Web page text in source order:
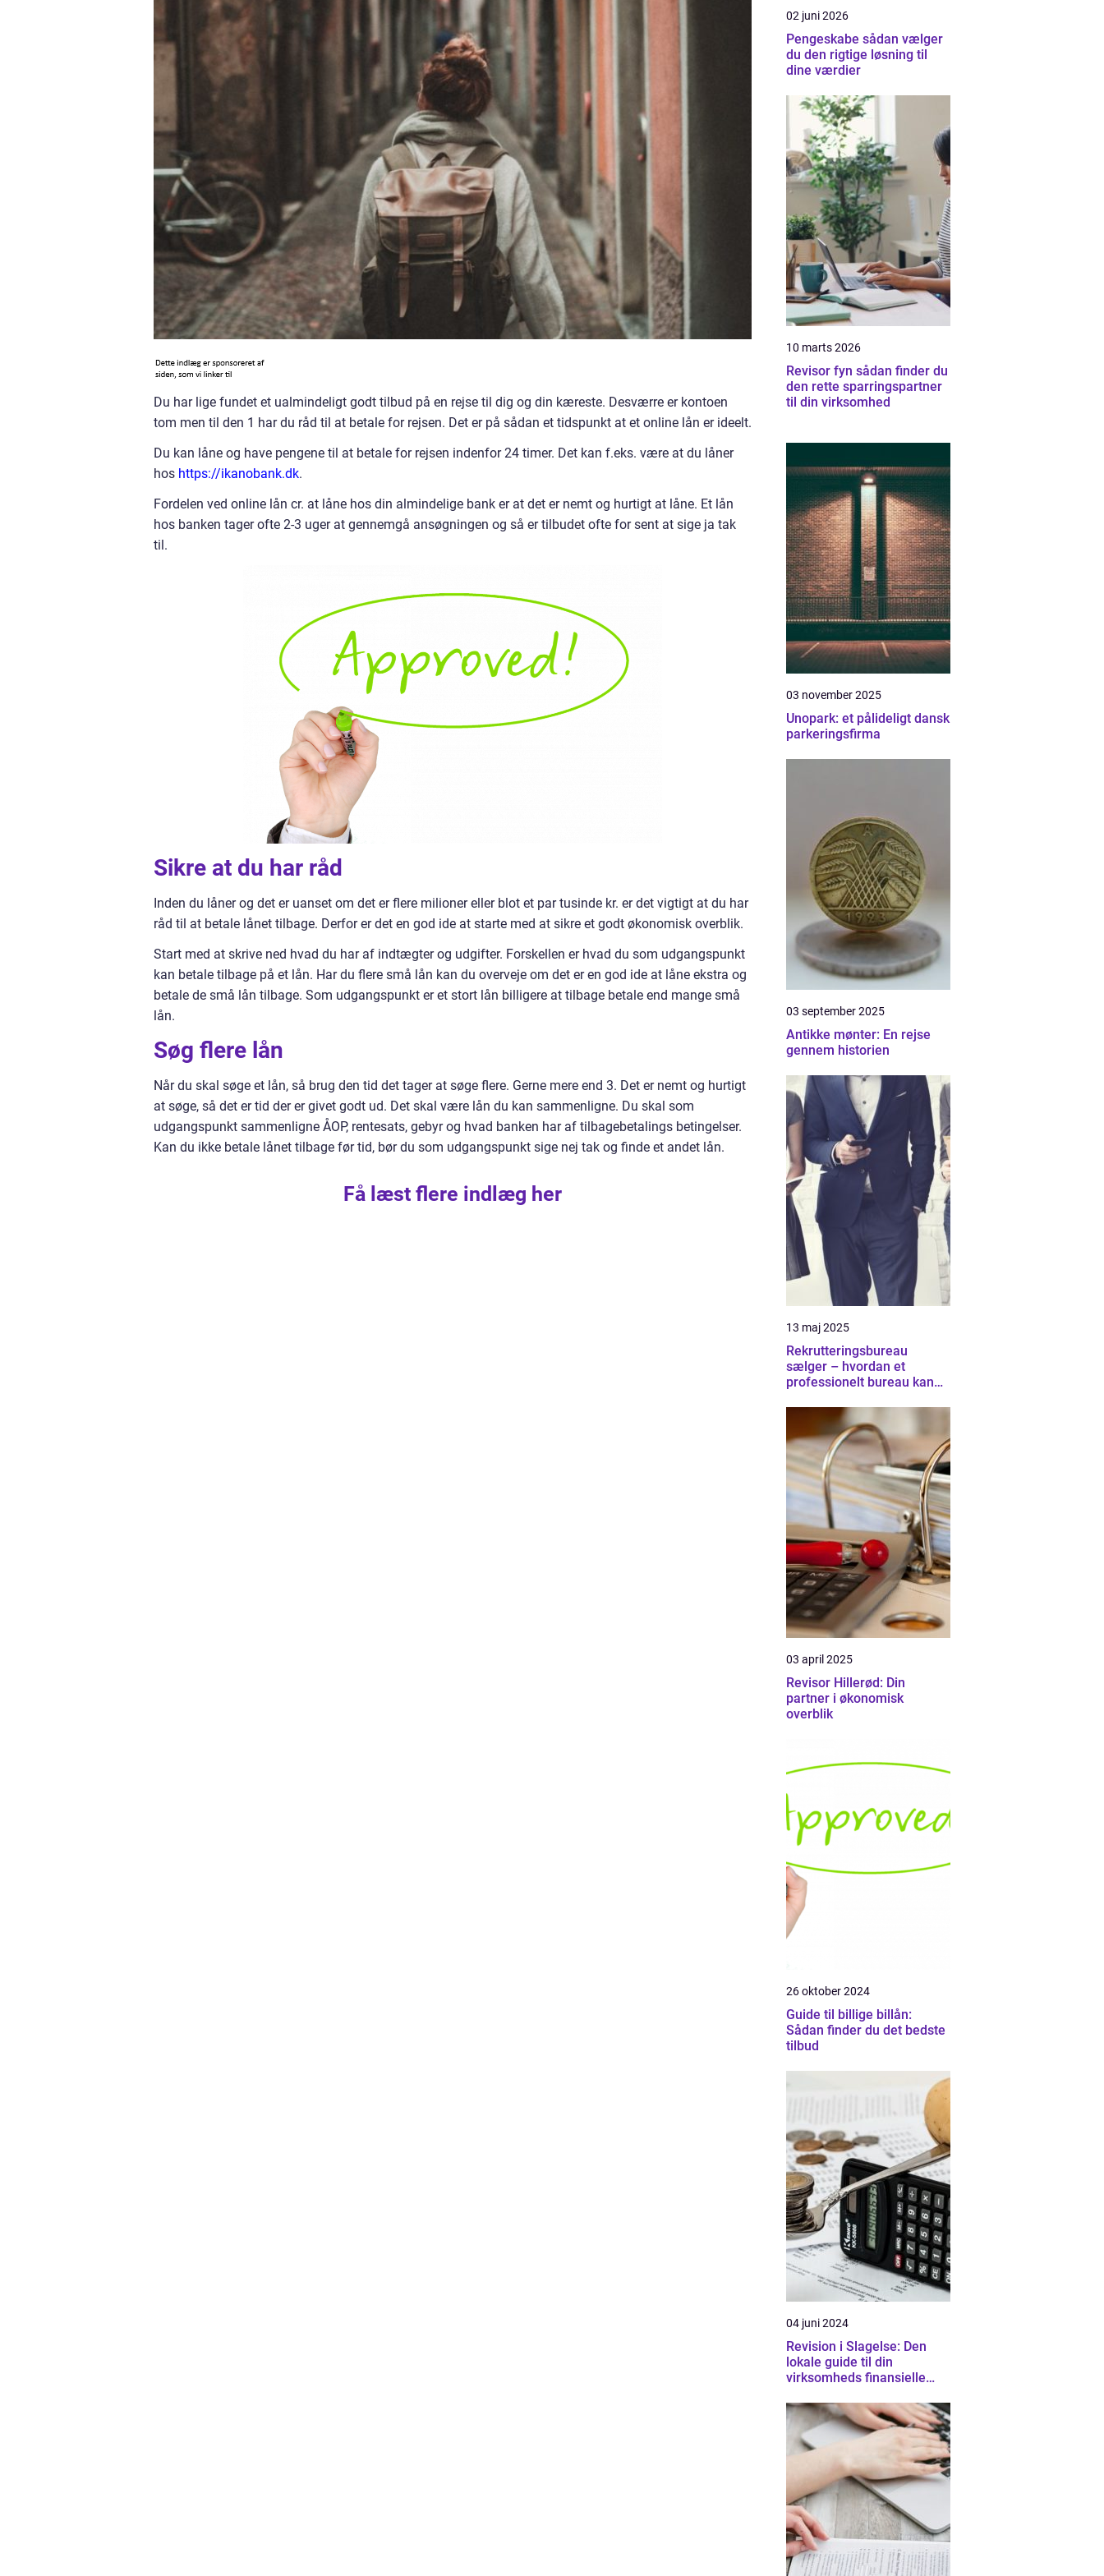
Du har lige fundet et ualmindeligt godt tilbud på en rejse til dig og din kæreste. Desværre er kontoen
tom men til den 1 har du råd til at betale for rejsen. Det er på sådan et tidspunkt at et online lån er ideelt.
Du kan låne og have pengene til at betale for rejsen indenfor 24 timer. Det kan f.eks. være at du låner
hos https://ikanobank.dk.
Fordelen ved online lån cr. at låne hos din almindelige bank er at det er nemt og hurtigt at låne. Et lån
hos banken tager ofte 2-3 uger at gennemgå ansøgningen og så er tilbudet ofte for sent at sige ja tak
til.
Sikre at du har råd
Inden du låner og det er uanset om det er flere milioner eller blot et par tusinde kr. er det vigtigt at du har
råd til at betale lånet tilbage. Derfor er det en god ide at starte med at sikre et godt økonomisk overblik.
Start med at skrive ned hvad du har af indtægter og udgifter. Forskellen er hvad du som udgangspunkt
kan betale tilbage på et lån. Har du flere små lån kan du overveje om det er en god ide at låne ekstra og
betale de små lån tilbage. Som udgangspunkt er et stort lån billigere at tilbage betale end mange små
lån.
Søg flere lån
Når du skal søge et lån, så brug den tid det tager at søge flere. Gerne mere end 3. Det er nemt og hurtigt
at søge, så det er tid der er givet godt ud. Det skal være lån du kan sammenligne. Du skal som
udgangspunkt sammenligne ÅOP, rentesats, gebyr og hvad banken har af tilbagebetalings betingelser.
Kan du ikke betale lånet tilbage før tid, bør du som udgangspunkt sige nej tak og finde et andet lån.
Få læst flere indlæg her
02 juni 2026
Pengeskabe sådan vælger
du den rigtige løsning til
dine værdier
10 marts 2026
Revisor fyn sådan finder du
den rette sparringspartner
til din virksomhed
03 november 2025
Unopark: et pålideligt dansk
parkeringsfirma
03 september 2025
Antikke mønter: En rejse
gennem historien
13 maj 2025
Rekrutteringsbureau
sælger – hvordan et
professionelt bureau kan
rette salgstalenter
03 april 2025
Revisor Hillerød: Din
partner i økonomisk
overblik
26 oktober 2024
Guide til billige billån:
Sådan finder du det bedste
tilbud
04 juni 2024
Revision i Slagelse: Den
lokale guide til din
virksomheds finansielle